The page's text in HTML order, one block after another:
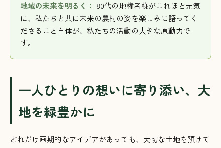
地域の未来を明るく： 80代の地権者様がこれほど元気
に、私たちと共に未来の農村の姿を楽しみに語ってく
ださること自体が、私たちの活動の大きな原動力で
す。
一人ひとりの想いに寄り添い、大
地を緑豊かに
どれだけ画期的なアイデアがあっても、大切な土地を預けて